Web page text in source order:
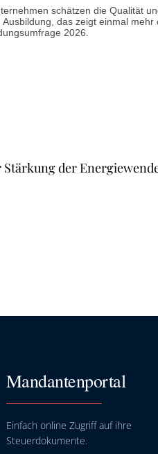
schätzen die Qualität
Ausbildung, das zeigt einmal mehr
2026.
Mandantenportal
Einfach online Zugriff auf ihre
Steuerdokumente.